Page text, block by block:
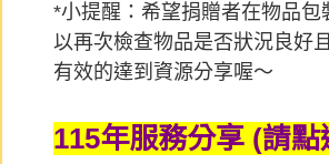
*小提醒：希望捐贈者在物品包
以再次檢查物品是否狀況良好
有效的達到資源分享喔～
115年服務分享 (請